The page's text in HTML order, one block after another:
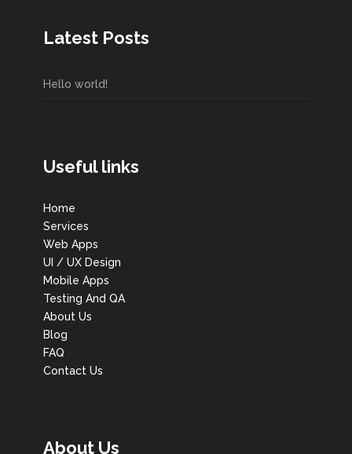
Latest Posts
Hello world!
Useful links
Home
Services
Web Apps
UI / UX Design
Mobile Apps
Testing And QA
About Us
Blog
FAQ
Contact Us
About Us